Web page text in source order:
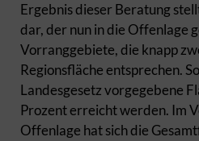
Ergebnis dieser Beratung
dar, der nun in die Offenlage
Vorranggebiete, die knapp
Regionsfläche entsprechen.
Landesgesetz vorgegebene
Prozent erreicht werden. Im
Offenlage hat sich die